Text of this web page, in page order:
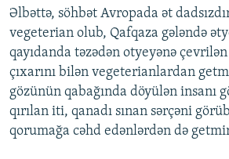
Əlbəttə, söhbət Avropada ət
vegeterian olub, Qafqaza gələndə
qayıdanda təzədən otyeyənə
çıxarını bilən vegeterianlardan
gözünün qabağında döyülən insanı
qırılan iti, qanadı sınan sərçəni
qorumağa cəhd edənlərdən də